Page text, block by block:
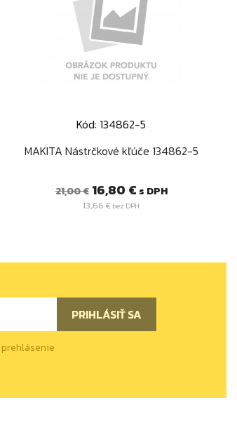
Kód: 134862-5
MAKITA Nástrčkové kľúče 134862-5
Bežná
cena
21,00 € Cena
16,80 € s DPH
13,66 € bez DPH
 Rýchly náhľad
prehlásenie